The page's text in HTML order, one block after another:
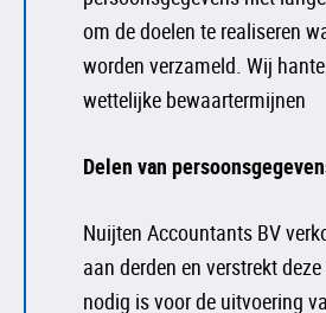
om de doelen te realiseren
worden verzameld. Wij
wettelijke bewaartermijnen
Delen van
Nuijten Accountants BV
aan derden en verstrekt
nodig is voor de uitvoering